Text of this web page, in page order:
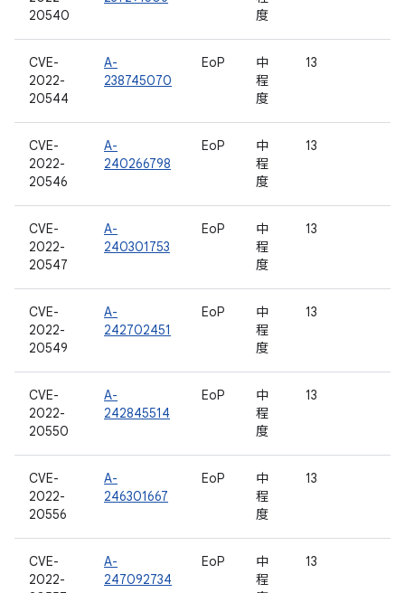
20540
度
CVE-
2022-
20544
A-
238745070
EoP
中
程
度
13
CVE-
2022-
20546
A-
240266798
EoP
中
程
度
13
CVE-
2022-
20547
A-
240301753
EoP
中
程
度
13
CVE-
2022-
20549
A-
242702451
EoP
中
程
度
13
CVE-
2022-
20550
A-
242845514
EoP
中
程
度
13
CVE-
2022-
20556
A-
246301667
EoP
中
程
度
13
CVE-
2022-
A-
247092734
EoP
中
程
13